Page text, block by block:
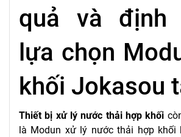
quả và định
lựa chọn
khối Jokasou
Thiết bị xử lý nước thải hợp khối
là Modun xử lý nước thải hợp